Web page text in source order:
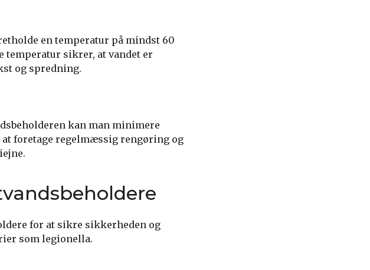
en temperatur på mindst 60
temperatur sikrer, at vandet er
og spredning.
kan man minimere
foretage regelmæssig rengøring og
for at sikre sikkerheden og
som legionella.